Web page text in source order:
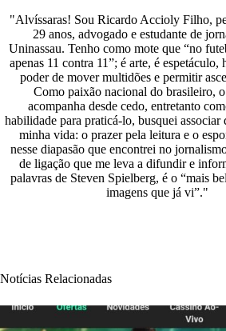
"Alvíssaras! Sou Ricardo Accioly Filho,
29 anos, advogado e estudante de
Uninassau. Tenho como mote que “no
apenas 11 contra 11”; é arte, é espetáculo,
poder de mover multidões e permitir
Como paixão nacional do brasileiro,
acompanha desde cedo, entretanto
habilidade para praticá-lo, busquei associar
minha vida: o prazer pela leitura e o
nesse diapasão que encontrei no
de ligação que me leva a difundir e
palavras de Steven Spielberg, é o “mais
imagens que já vi”."
Notícias Relacionadas